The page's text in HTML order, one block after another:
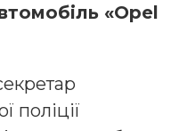
«Opel
поліції